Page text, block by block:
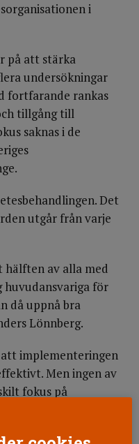
i
på att stärka
undersökningar
fortfarande rankas
tillgång till
saknas i de
Det
utgår från varje
hälften av alla med
huvudansvariga för
då uppnå bra
Lönnberg.
implementeringen
Men ingen av
fokus på
gjort en förstudie
för att se om